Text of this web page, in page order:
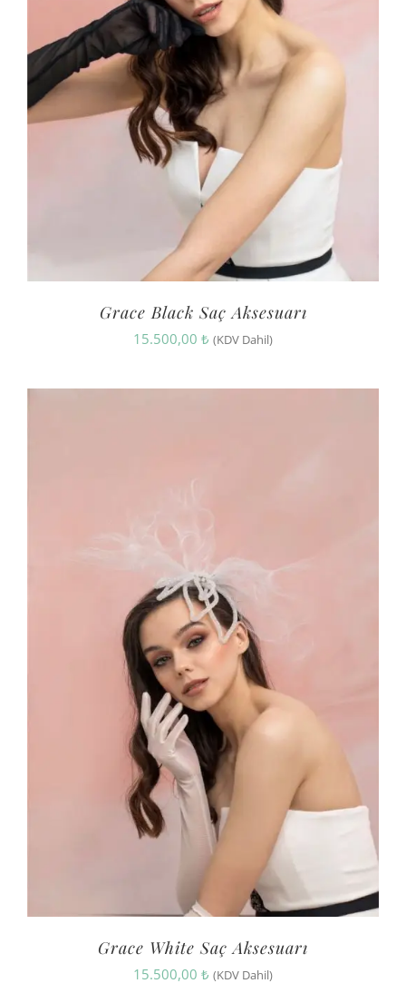
Grace Black Saç Aksesuarı
15.500,00 ₺ (KDV Dahil)
Grace White Saç Aksesuarı
15.500,00 ₺ (KDV Dahil)